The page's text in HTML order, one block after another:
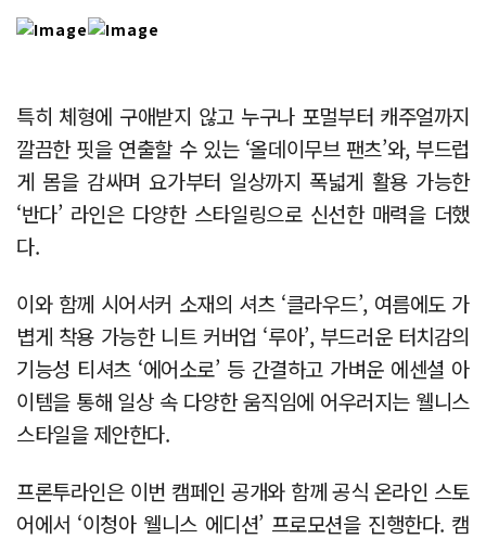
특히 체형에 구애받지 않고 누구나 포멀부터 캐주얼까지
깔끔한 핏을 연출할 수 있는 ‘올데이무브 팬츠’와, 부드럽
게 몸을 감싸며 요가부터 일상까지 폭넓게 활용 가능한
‘반다’ 라인은 다양한 스타일링으로 신선한 매력을 더했
다.
이와 함께 시어서커 소재의 셔츠 ‘클라우드’, 여름에도 가
볍게 착용 가능한 니트 커버업 ‘루아’, 부드러운 터치감의
기능성 티셔츠 ‘에어소로’ 등 간결하고 가벼운 에센셜 아
이템을 통해 일상 속 다양한 움직임에 어우러지는 웰니스
스타일을 제안한다.
프론투라인은 이번 캠페인 공개와 함께 공식 온라인 스토
어에서 ‘이청아 웰니스 에디션’ 프로모션을 진행한다. 캠